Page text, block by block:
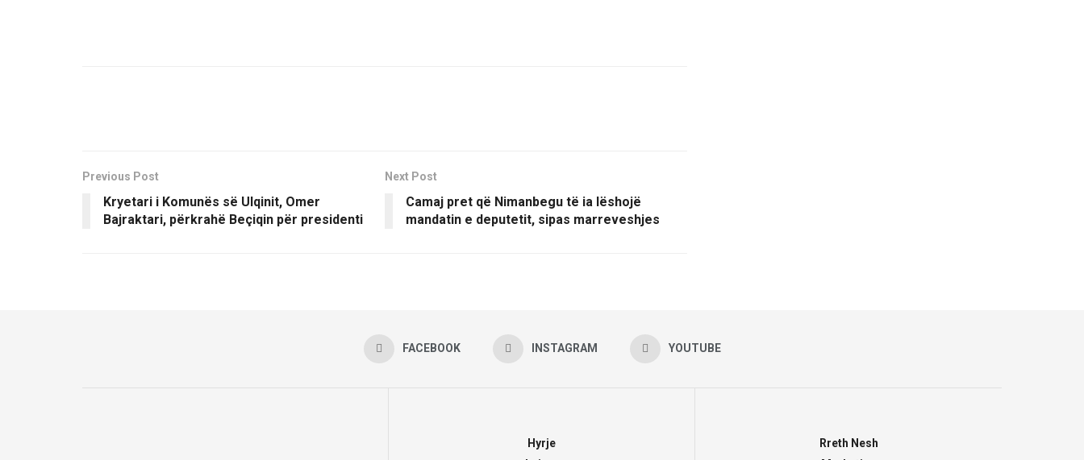
Previous Post
Kryetari i Komunës së Ulqinit, Omer
Bajraktari, përkrahë Beçiqin për presidenti
Next Post
Camaj pret që Nimanbegu të ia lëshojë
mandatin e deputetit, sipas marreveshjes
FACEBOOK INSTAGRAM YOUTUBE
Hyrje
Rreth Nesh